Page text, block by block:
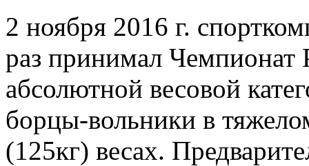
2 ноября 2016 г.
раз принимал Чемпионат
абсолютной весовой
борцы-вольники в
(125кг) весах.